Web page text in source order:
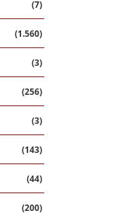
(7)
(1.560)
(3)
(256)
(3)
(143)
(44)
(200)